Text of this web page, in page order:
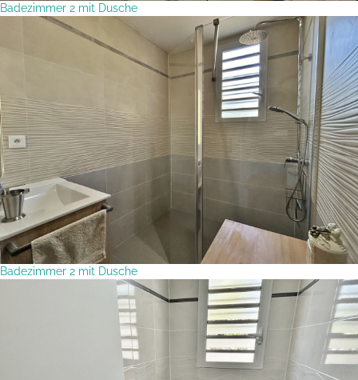
Badezimmer 2 mit Dusche
Badezimmer 2 mit Dusche